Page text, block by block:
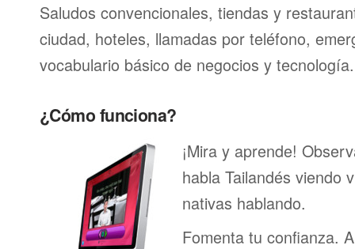
Saludos convencionales, tiendas y
ciudad, hoteles, llamadas por teléfono,
vocabulario básico de negocios y tecnología.
¿Cómo funciona?
¡Mira y aprende!
habla Tailandés viendo
nativas hablando.
Fomenta tu confianza.